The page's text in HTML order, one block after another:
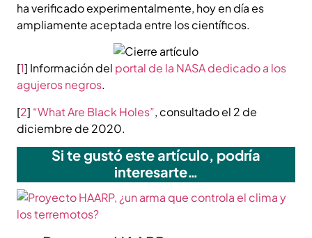
ha verificado experimentalmente, hoy en día es
ampliamente aceptada entre los científicos.
[1] Información del portal de la NASA dedicado a los
agujeros negros.
[2] “What Are Black Holes”, consultado el 2 de
diciembre de 2020.
Si te gustó este artículo, podría
interesarte…